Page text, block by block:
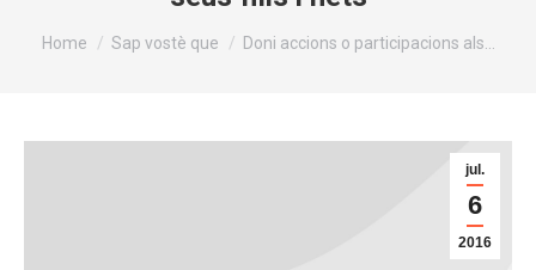
You are here:
Home Sap vostè que Doni accions o participacions als…
jul.
6
2016